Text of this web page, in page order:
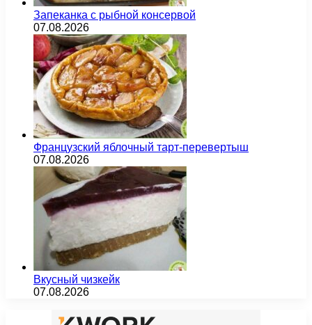
Запеканка с рыбной консервой
07.08.2026
Французский яблочный тарт-перевертыш
07.08.2026
Вкусный чизкейк
07.08.2026